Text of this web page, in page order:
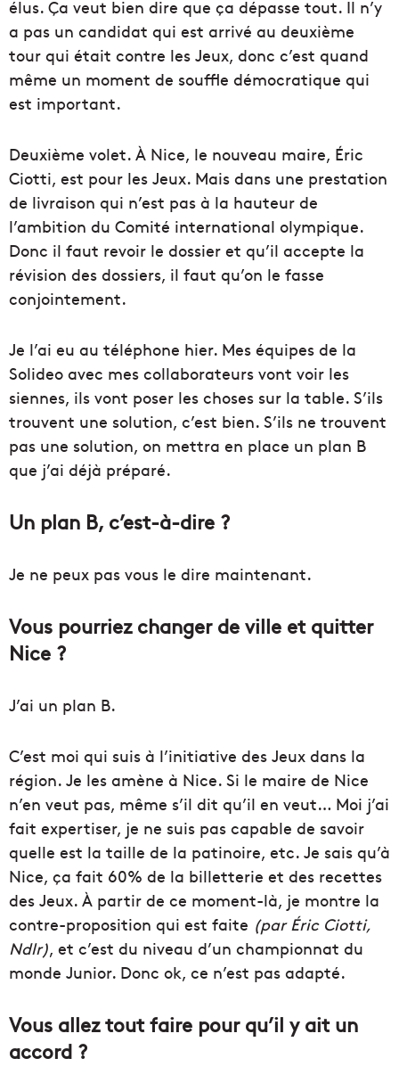
élus. Ça veut bien dire que ça dépasse tout. Il n’y
a pas un candidat qui est arrivé au deuxième
tour qui était contre les Jeux, donc c’est quand
même un moment de souffle démocratique qui
est important.
Deuxième volet. À Nice, le nouveau maire, Éric
Ciotti, est pour les Jeux. Mais dans une prestation
de livraison qui n’est pas à la hauteur de
l’ambition du Comité international olympique.
Donc il faut revoir le dossier et qu’il accepte la
révision des dossiers, il faut qu’on le fasse
conjointement.
Je l’ai eu au téléphone hier. Mes équipes de la
Solideo avec mes collaborateurs vont voir les
siennes, ils vont poser les choses sur la table. S’ils
trouvent une solution, c’est bien. S’ils ne trouvent
pas une solution, on mettra en place un plan B
que j’ai déjà préparé.
Un plan B, c’est-à-dire ?
Je ne peux pas vous le dire maintenant.
Vous pourriez changer de ville et quitter
Nice ?
J’ai un plan B.
C’est moi qui suis à l’initiative des Jeux dans la
région. Je les amène à Nice. Si le maire de Nice
n’en veut pas, même s’il dit qu’il en veut… Moi j’ai
fait expertiser, je ne suis pas capable de savoir
quelle est la taille de la patinoire, etc. Je sais qu’à
Nice, ça fait 60% de la billetterie et des recettes
des Jeux. À partir de ce moment-là, je montre la
contre-proposition qui est faite (par Éric Ciotti,
Ndlr), et c’est du niveau d’un championnat du
monde Junior. Donc ok, ce n’est pas adapté.
Vous allez tout faire pour qu’il y ait un
accord ?